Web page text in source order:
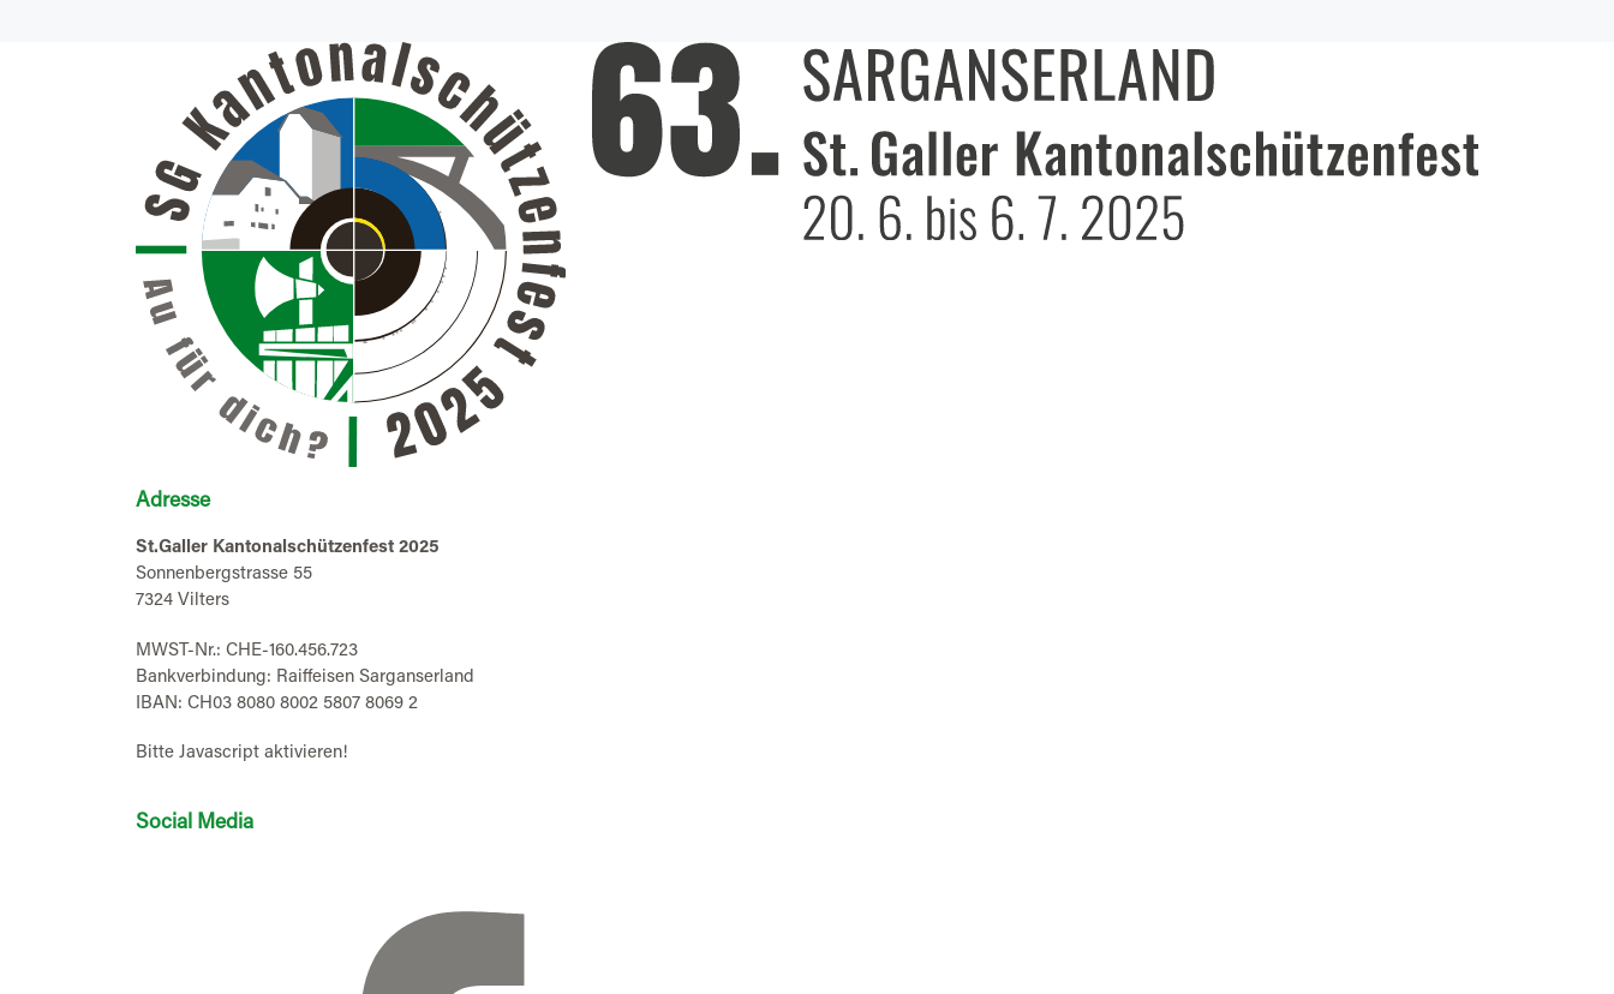
Adresse
St.Galler Kantonalschützenfest 2025
Sonnenbergstrasse 55
7324 Vilters
MWST-Nr.: CHE-160.456.723
Bankverbindung: Raiffeisen Sarganserland
IBAN: CH03 8080 8002 5807 8069 2
Bitte Javascript aktivieren!
Social Media